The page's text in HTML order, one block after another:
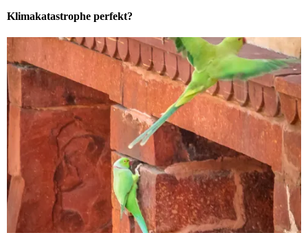
Klimakatastrophe perfekt?